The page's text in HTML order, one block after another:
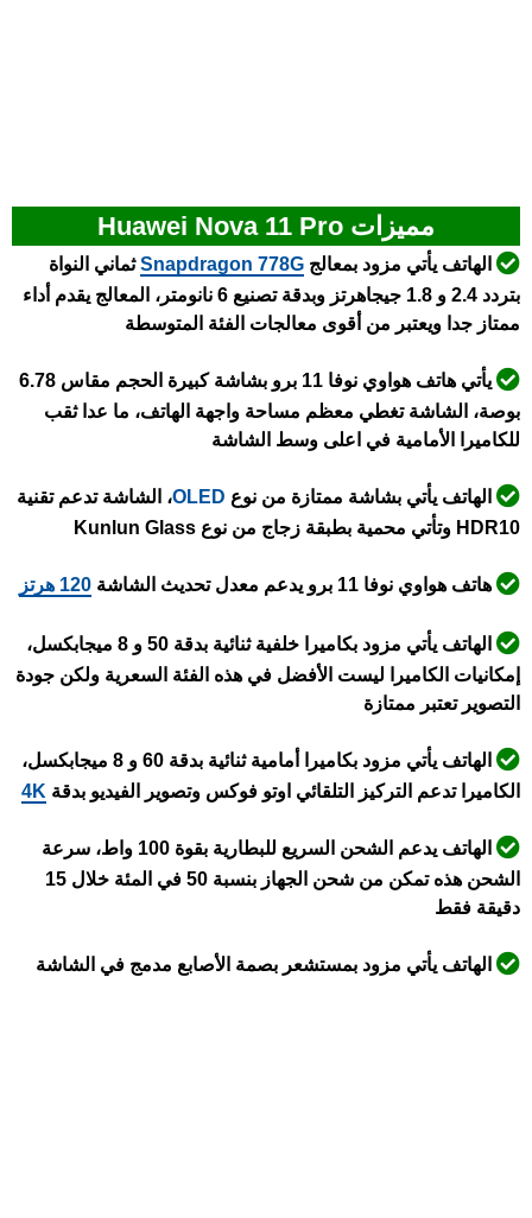
مميزات Huawei Nova 11 Pro
الهاتف يأتي مزود بمعالج Snapdragon 778Gثماني النواة
بتردد 2.4 و 1.8 جيجاهرتز وبدقة تصنيع 6 نانومتر، المعالج يقدم أداء
ممتاز جدا ويعتبر من أقوى معالجات الفئة المتوسطة
يأتي هاتف هواوي نوفا 11 برو بشاشة كبيرة الحجم مقاس 6.78
بوصة، الشاشة تغطي معظم مساحة واجهة الهاتف، ما عدا ثقب
للكاميرا الأمامية في اعلى وسط الشاشة
الهاتف يأتي بشاشة ممتازة من نوع OLED، الشاشة تدعم تقنية
HDR10 وتأتي محمية بطبقة زجاج من نوع Kunlun Glass
هاتف هواوي نوفا 11 برو يدعم معدل تحديث الشاشة 120 هرتز
الهاتف يأتي مزود بكاميرا خلفية ثنائية بدقة 50 و 8 ميجابكسل،
إمكانيات الكاميرا ليست الأفضل في هذه الفئة السعرية ولكن جودة
التصوير تعتبر ممتازة
الهاتف يأتي مزود بكاميرا أمامية ثنائية بدقة 60 و 8 ميجابكسل،
الكاميرا تدعم التركيز التلقائي اوتو فوكس وتصوير الفيديو بدقة 4K
الهاتف يدعم الشحن السريع للبطارية بقوة 100 واط، سرعة
الشحن هذه تمكن من شحن الجهاز بنسبة 50 في المئة خلال 15
دقيقة فقط
الهاتف يأتي مزود بمستشعر بصمة الأصابع مدمج في الشاشة